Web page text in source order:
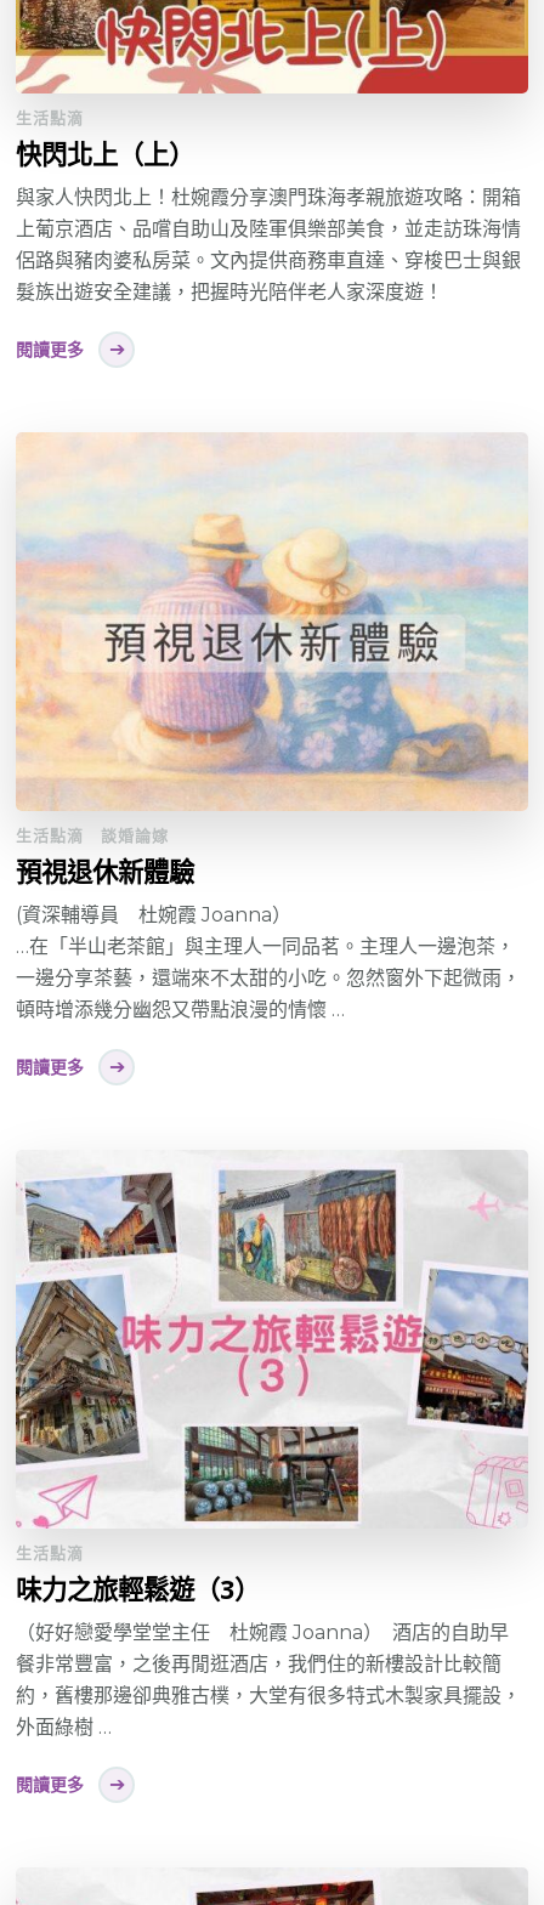
生活點滴
快閃北上（上）
與家人快閃北上！杜婉霞分享澳門珠海孝親旅遊攻略：開箱
上葡京酒店、品嚐自助山及陸軍俱樂部美食，並走訪珠海情
侶路與豬肉婆私房菜。文內提供商務車直達、穿梭巴士與銀
髮族出遊安全建議，把握時光陪伴老人家深度遊！
閱讀更多
生活點滴 談婚論嫁
預視退休新體驗
(資深輔導員 杜婉霞 Joanna）
…在「半山老茶館」與主理人一同品茗。主理人一邊泡茶，
一邊分享茶藝，還端來不太甜的小吃。忽然窗外下起微雨，
頓時增添幾分幽怨又帶點浪漫的情懷 …
閱讀更多
生活點滴
味力之旅輕鬆遊（3）
（好好戀愛學堂堂主任 杜婉霞 Joanna） 酒店的自助早
餐非常豐富，之後再閒逛酒店，我們住的新樓設計比較簡
約，舊樓那邊卻典雅古樸，大堂有很多特式木製家具擺設，
外面綠樹 …
閱讀更多